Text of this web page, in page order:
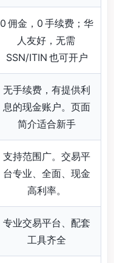
0 佣金，0 手续费；华
人友好，无需
SSN/ITIN 也可开户
无手续费，有提供利
息的现金账户。页面
简介适合新手
支持范围广。交易平
台专业、全面、现金
高利率。
专业交易平台、配套
工具齐全